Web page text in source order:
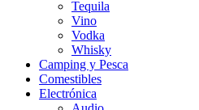
Tequila
Vino
Vodka
Whisky
Camping y Pesca
Comestibles
Electrónica